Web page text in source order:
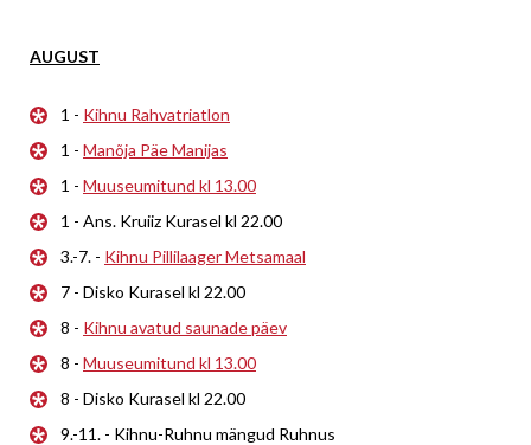
AUGUST
1 - Kihnu Rahvatriatlon
1 - Manõja Päe Manijas
1 - Muuseumitund kl 13.00
1 - Ans. Kruiiz Kurasel kl 22.00
3.-7. - Kihnu Pillilaager Metsamaal
7 - Disko Kurasel kl 22.00
8 - Kihnu avatud saunade päev
8 - Muuseumitund kl 13.00
8 - Disko Kurasel kl 22.00
9.-11. - Kihnu-Ruhnu mängud Ruhnus